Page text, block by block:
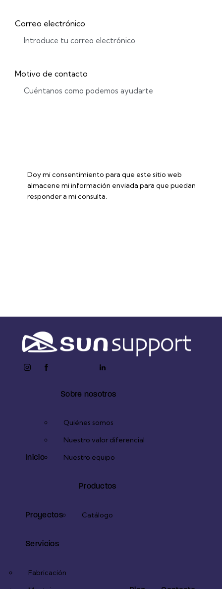
Correo electrónico
Motivo de contacto
Doy mi consentimiento para que este sitio web
almacene mi información enviada para que puedan
responder a mi consulta.
instagramfacebook- youtube2
linkedin
Inicio
Sobre nosotros
Quiénes somos
Nuestro valor diferencial
Nuestro equipo
Proyectos
Productos
Catálogo
Servicios
Fabricación